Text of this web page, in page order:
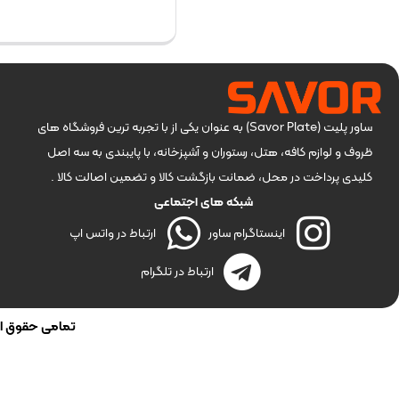
ساور پلیت (Savor Plate) به عنوان یکی از با تجربه ترین فروشگاه های
ظروف و لوازم کافه، هتل، رستوران و آشپزخانه، با پایبندی به سه اصل
کلیدی پرداخت در محل، ضمانت بازگشت کالا و تضمین اصالت کالا .
شبکه های اجتماعی
اینستاگرام ساور
ارتباط در واتس اپ
ارتباط در تلگرام
تمامی حقوق